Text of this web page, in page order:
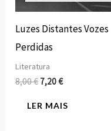
Luzes Distantes Vozes
Perdidas
Literatura
8,00€ 7,20€
LER MAIS